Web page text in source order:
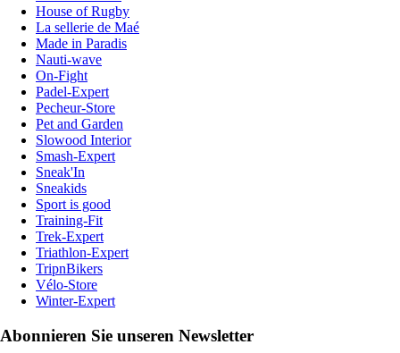
House of Rugby
La sellerie de Maé
Made in Paradis
Nauti-wave
On-Fight
Padel-Expert
Pecheur-Store
Pet and Garden
Slowood Interior
Smash-Expert
Sneak'In
Sneakids
Sport is good
Training-Fit
Trek-Expert
Triathlon-Expert
TripnBikers
Vélo-Store
Winter-Expert
Abonnieren Sie unseren Newsletter